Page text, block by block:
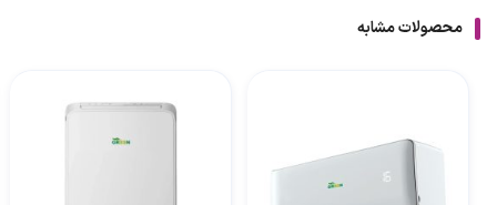
محصولات مشابه